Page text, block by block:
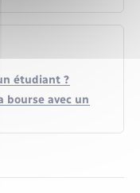
étudiant ?
avec un